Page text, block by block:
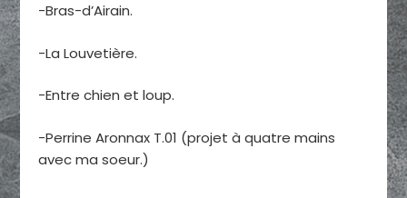
-Bras-d’Airain.
-La Louvetière.
-Entre chien et loup.
-Perrine Aronnax T.01 (projet à quatre mains
avec ma soeur.)